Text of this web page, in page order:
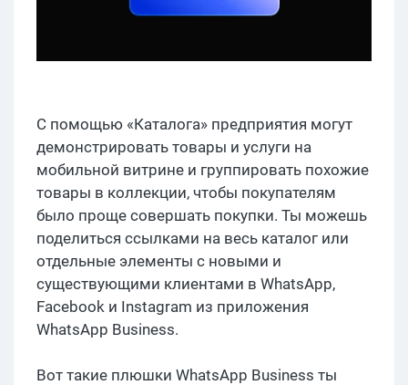
С помощью «Каталога» предприятия могут
демонстрировать товары и услуги на
мобильной витрине и группировать похожие
товары в коллекции, чтобы покупателям
было проще совершать покупки. Ты можешь
поделиться ссылками на весь каталог или
отдельные элементы с новыми и
существующими клиентами в WhatsApp,
Facebook и Instagram из приложения
WhatsApp Business.
Вот такие плюшки WhatsApp Business ты